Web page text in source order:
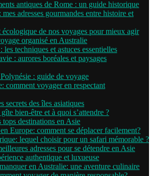
antiques de Rome : un guide historique
adresses gourmandes entre histoire et
écologique de nos voyages pour mieux agir
organisé en Australie
les techniques et astuces essentielles
: aurores boréales et paysages
: guide de voyage
comment voyager en respectant
secrets des îles asiatiques
bien-être et à quoi s’attendre ?
destinations en Asie
Europe: comment se déplacer facilement?
lequel choisir pour un safari mémorable ?
adresses pour se détendre en Asie
authentique et luxueuse
en Australie: une aventure culinaire